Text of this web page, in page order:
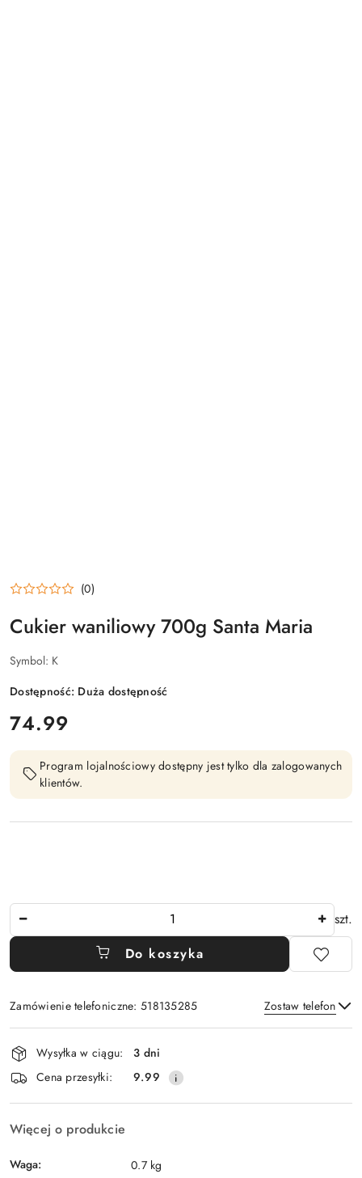
(0)
Cukier waniliowy 700g Santa Maria
Symbol: K
Dostępność: Duża dostępność
cena:
74.99
Program lojalnościowy dostępny jest tylko dla zalogowanych
klientów.
szt.
Do koszyka
Zamówienie telefoniczne: 518135285 Zostaw telefon
Wyślij
Dostępność
i
dostawa
Wysyłka w ciągu:
3 dni
Cena przesyłki:
9.99
Więcej o produkcie
Waga: 0.7 kg